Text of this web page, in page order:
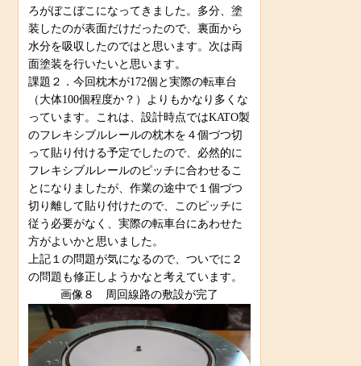
ろがぼこぼこになってきました。多分、塗
装したのが表面だけだったので、裏面から
水分を吸収したのではと思います。次は両
面塗装を行いたいと思います。
課題２．今回枕木が172個と実際の転車台
（大体100個程度か？）よりもかなり多くな
っています。これは、設計時点ではKATO製
のフレキシブルレールの枕木を４個づつ切
って貼り付ける予定でしたので、必然的に
フレキシブルレールのピッチに合わせるこ
とになりましたが、作業の途中で１個づつ
切り離して貼り付けたので、このピッチに
従う必要がなく、実際の転車台にあわせた
方がよいかと思いました。
上記１の問題が気になるので、ついでに２
の問題も修正しようかなと考えています。
画像８ 周回線路の敷設が完了